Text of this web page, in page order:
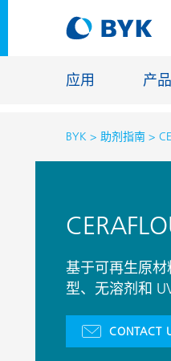
应用 产品
按应用推荐产品
胶粘剂和密封胶
建筑涂料
汽车原厂漆
汽车修补漆
罐头涂料
BYK 助剂指南
基于可再生原
型、无溶剂和
CONTACT